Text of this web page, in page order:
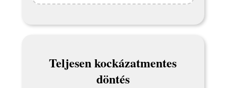
Teljesen kockázatmentes
döntés